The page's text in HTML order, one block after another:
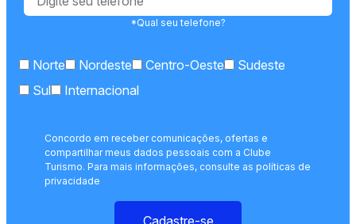
*Qual seu telefone?
Norte Nordeste Centro-Oeste
Sudeste
Sul
Internacional
Concordo em receber comunicações, ofertas e
compartilhar meus dados pessoais com a Clube
Turismo. Para mais informações, consulte as políticas de
privacidade
Cadastre-se